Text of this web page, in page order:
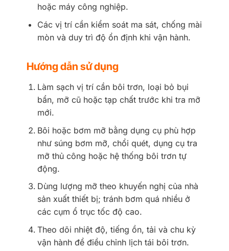
hoặc máy công nghiệp.
Các vị trí cần kiểm soát ma sát, chống mài
mòn và duy trì độ ổn định khi vận hành.
Hướng dẫn sử dụng
Làm sạch vị trí cần bôi trơn, loại bỏ bụi
bẩn, mỡ cũ hoặc tạp chất trước khi tra mỡ
mới.
Bôi hoặc bơm mỡ bằng dụng cụ phù hợp
như súng bơm mỡ, chổi quét, dụng cụ tra
mỡ thủ công hoặc hệ thống bôi trơn tự
động.
Dùng lượng mỡ theo khuyến nghị của nhà
sản xuất thiết bị; tránh bơm quá nhiều ở
các cụm ổ trục tốc độ cao.
Theo dõi nhiệt độ, tiếng ồn, tải và chu kỳ
vận hành để điều chỉnh lịch tái bôi trơn.